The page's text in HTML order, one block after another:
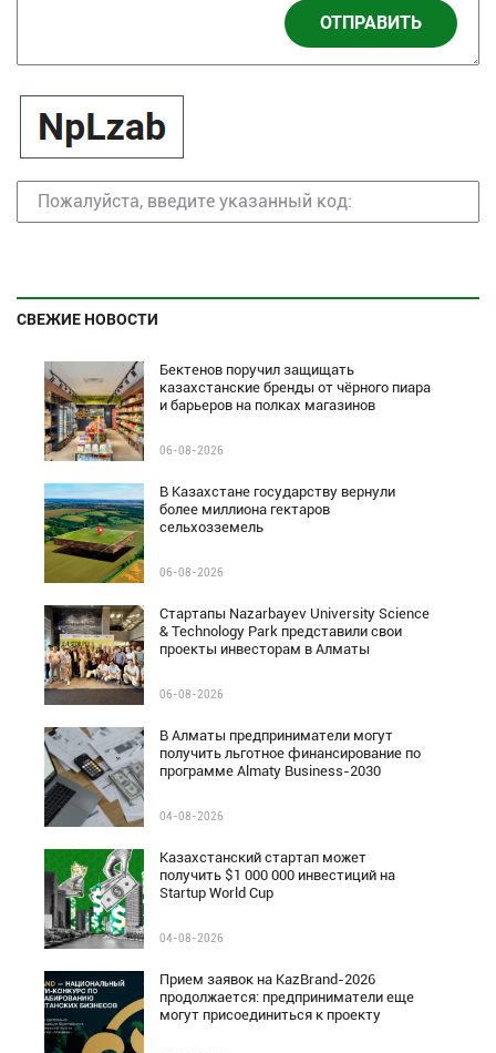
ОТПРАВИТЬ
СВЕЖИЕ НОВОСТИ
Бектенов поручил защищать
казахстанские бренды от чёрного пиара
и барьеров на полках магазинов
06-08-2026
В Казахстане государству вернули
более миллиона гектаров
сельхозземель
06-08-2026
Стартапы Nazarbayev University Science
& Technology Park представили свои
проекты инвесторам в Алматы
06-08-2026
В Алматы предприниматели могут
получить льготное финансирование по
программе Almaty Business-2030
04-08-2026
Казахстанский стартап может
получить $1 000 000 инвестиций на
Startup World Cup
04-08-2026
Прием заявок на KazBrand-2026
продолжается: предприниматели еще
могут присоединиться к проекту